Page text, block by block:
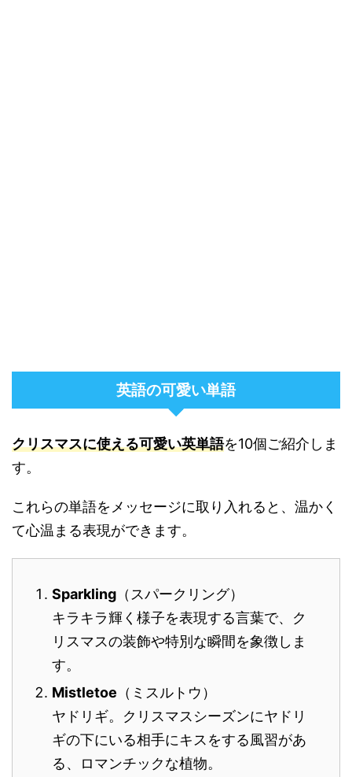
英語の可愛い単語
クリスマスに使える可愛い英単語を10個ご紹介しま
す。
これらの単語をメッセージに取り入れると、温かく
て心温まる表現ができます。
Sparkling （スパークリング）
キラキラ輝く様子を表現する言葉で、ク
リスマスの装飾や特別な瞬間を象徴しま
す。
Mistletoe （ミスルトウ）
ヤドリギ。クリスマスシーズンにヤドリ
ギの下にいる相手にキスをする風習があ
る、ロマンチックな植物。